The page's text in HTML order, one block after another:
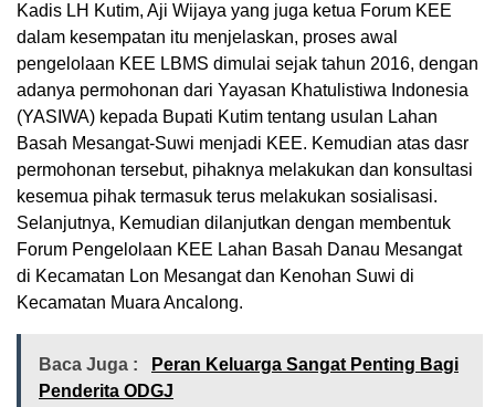
Kadis LH Kutim, Aji Wijaya yang juga ketua Forum KEE
dalam kesempatan itu menjelaskan, proses awal
pengelolaan KEE LBMS dimulai sejak tahun 2016, dengan
adanya permohonan dari Yayasan Khatulistiwa Indonesia
(YASIWA) kepada Bupati Kutim tentang usulan Lahan
Basah Mesangat-Suwi menjadi KEE. Kemudian atas dasr
permohonan tersebut, pihaknya melakukan dan konsultasi
kesemua pihak termasuk terus melakukan sosialisasi.
Selanjutnya, Kemudian dilanjutkan dengan membentuk
Forum Pengelolaan KEE Lahan Basah Danau Mesangat
di Kecamatan Lon Mesangat dan Kenohan Suwi di
Kecamatan Muara Ancalong.
Baca Juga :
Peran Keluarga Sangat Penting Bagi
Penderita ODGJ